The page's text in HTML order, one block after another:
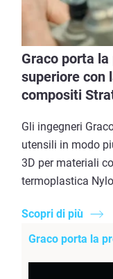
Graco porta
superiore con
compositi
Gli ingegneri
utensili in modo
3D per materiali
termoplastica
Scopri di più
Graco porta la